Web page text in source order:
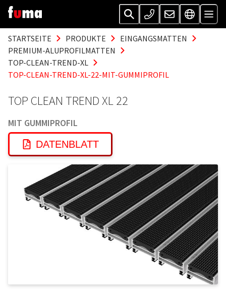
STARTSEITE PRODUKTE
EINGANGSMATTEN
PREMIUM-ALUPROFILMATTEN
TOP-CLEAN-TREND-XL
TOP-CLEAN-TREND-XL-22-MIT-GUMMIPROFIL
TOP CLEAN TREND XL 22
MIT GUMMIPROFIL
DATENBLATT